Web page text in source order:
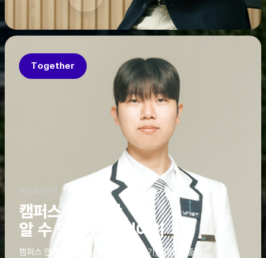
Together
학생홍보대사
캠퍼스 안에서만
알 수 있는 진짜 이야기
캠퍼스 안에서만 알 수 있는 진짜 이야기, 알면 더 좋아